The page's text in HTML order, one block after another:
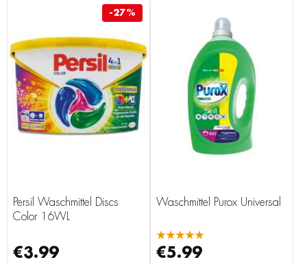
Persil Waschmittel Discs
Color 16WL
€3.99
-27%
Waschmittel Purox Universal
★★★★★
€5.99